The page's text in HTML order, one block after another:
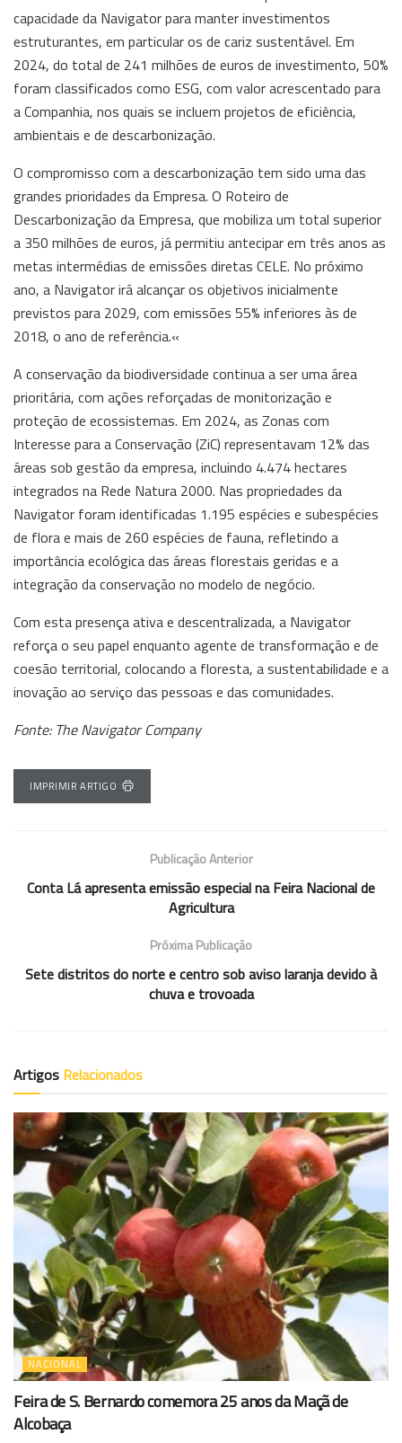
capacidade da Navigator para manter investimentos
estruturantes, em particular os de cariz sustentável. Em
2024, do total de 241 milhões de euros de investimento, 50%
foram classificados como ESG, com valor acrescentado para
a Companhia, nos quais se incluem projetos de eficiência,
ambientais e de descarbonização.
O compromisso com a descarbonização tem sido uma das
grandes prioridades da Empresa. O Roteiro de
Descarbonização da Empresa, que mobiliza um total superior
a 350 milhões de euros, já permitiu antecipar em três anos as
metas intermédias de emissões diretas CELE. No próximo
ano, a Navigator irá alcançar os objetivos inicialmente
previstos para 2029, com emissões 55% inferiores às de
2018, o ano de referência.«
A conservação da biodiversidade continua a ser uma área
prioritária, com ações reforçadas de monitorização e
proteção de ecossistemas. Em 2024, as Zonas com
Interesse para a Conservação (ZiC) representavam 12% das
áreas sob gestão da empresa, incluindo 4.474 hectares
integrados na Rede Natura 2000. Nas propriedades da
Navigator foram identificadas 1.195 espécies e subespécies
de flora e mais de 260 espécies de fauna, refletindo a
importância ecológica das áreas florestais geridas e a
integração da conservação no modelo de negócio.
Com esta presença ativa e descentralizada, a Navigator
reforça o seu papel enquanto agente de transformação e de
coesão territorial, colocando a floresta, a sustentabilidade e a
inovação ao serviço das pessoas e das comunidades.
Fonte: The Navigator Company
IMPRIMIR ARTIGO
Publicação Anterior
Conta Lá apresenta emissão especial na Feira Nacional de
Agricultura
Próxima Publicação
Sete distritos do norte e centro sob aviso laranja devido à
chuva e trovoada
Artigos Relacionados
NACIONAL
Feira de S. Bernardo comemora 25 anos da Maçã de
Alcobaça